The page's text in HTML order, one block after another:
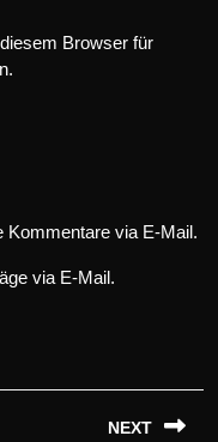
Browser für
Kommentare via E-Mail.
via E-Mail.
NEXT